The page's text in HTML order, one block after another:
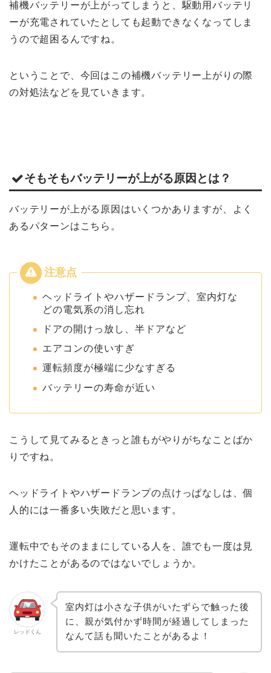
補機バッテリーが上がってしまうと、駆動用バッテリ
ーが充電されていたとしても起動できなくなってしま
うので超困るんですね。
ということで、今回はこの補機バッテリー上がりの際
の対処法などを見ていきます。
そもそもバッテリーが上がる原因とは？
バッテリーが上がる原因はいくつかありますが、よく
あるパターンはこちら。
ヘッドライトやハザードランプ、室内灯な
どの電気系の消し忘れ
ドアの開けっ放し、半ドアなど
エアコンの使いすぎ
運転頻度が極端に少なすぎる
バッテリーの寿命が近い
こうして見てみるときっと誰もがやりがちなことばか
りですね。
ヘッドライトやハザードランプの点けっぱなしは、個
人的には一番多い失敗だと思います。
運転中でもそのままにしている人を、誰でも一度は見
かけたことがあるのではないでしょうか。
レッドくん
室内灯は小さな子供がいたずらで触った後
に、親が気付かず時間が経過してしまった
なんて話も聞いたことがあるよ！